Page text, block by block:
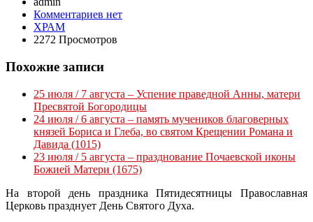
Комментариев нет
ХРАМ
2272 Просмотров
Похожие записи
25 июля / 7 августа – Успение праведной Анны, матери
Пресвятой Богородицы
24 июля / 6 августа – память мучеников благоверных
князей Бориса и Глеба, во святом Крещении Романа и
Давида (1015)
23 июля / 5 августа – празднование Почаевской иконы
Божией Матери (1675)
На второй день праздника Пятидесятницы Православная
Церковь празднует День Святого Духа.